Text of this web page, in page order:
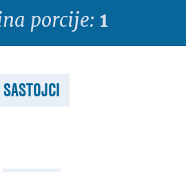
porcije: 1
SASTOJCI